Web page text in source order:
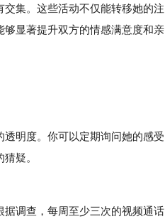
集。这些活动不仅能转移她的注
显著提升双方的情感满意度和亲
明度。你可以定期询问她的感受
疑。
调查，每周至少三次的视频通话